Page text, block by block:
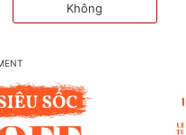
Không